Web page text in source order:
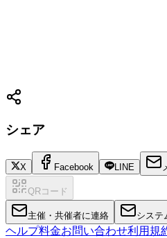
シェア
X Facebook LINE
QRコード
主催・共催者に連絡 システ
ヘルプ料金お問い合わせ利用規